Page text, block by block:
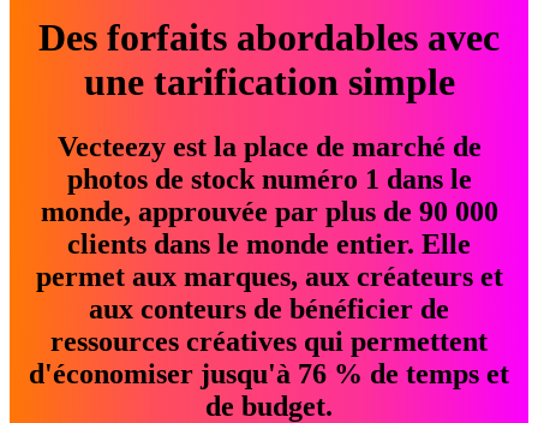
Des forfaits abordables avec
une tarification simple
Vecteezy est la place de marché de
photos de stock numéro 1 dans le
monde, approuvée par plus de 90 000
clients dans le monde entier. Elle
permet aux marques, aux créateurs et
aux conteurs de bénéficier de
ressources créatives qui permettent
d'économiser jusqu'à 76 % de temps et
de budget.